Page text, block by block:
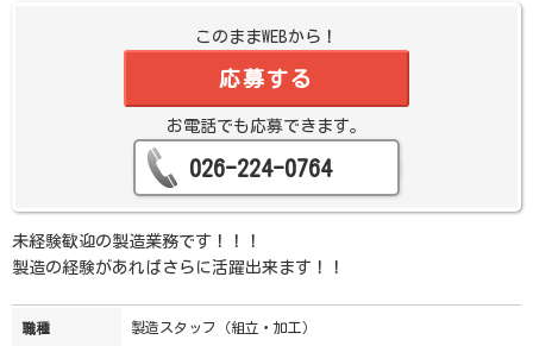
このままWEBから！
応募する
お電話でも応募できます。
026-224-0764
未経験歓迎の製造業務です！！！
製造の経験があればさらに活躍出来ます！！
職種 製造スタッフ（組立・加工）